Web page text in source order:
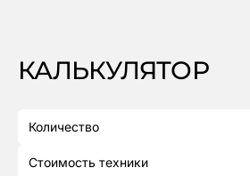
КАЛЬКУЛЯТОР
Стоимость техники
Количество